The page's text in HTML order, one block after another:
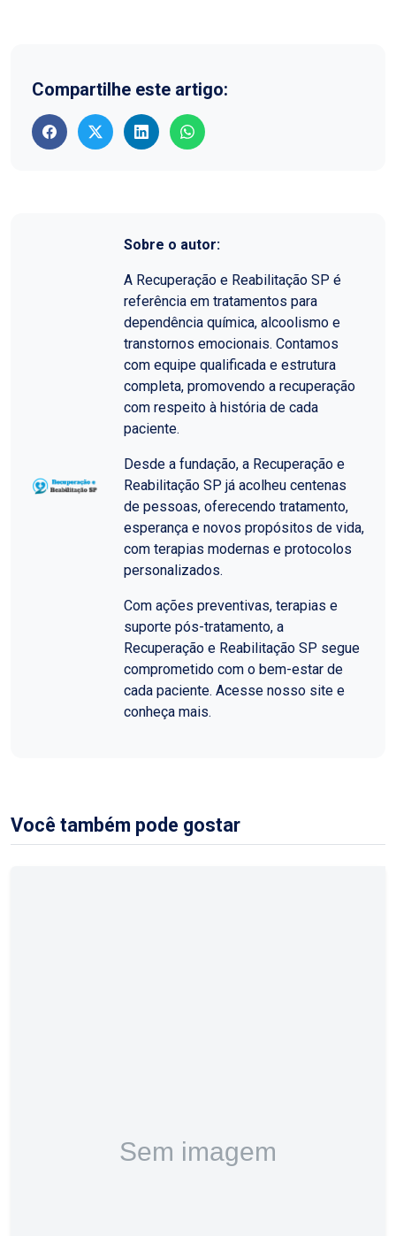
Compartilhe este artigo:
Sobre o autor:
A Recuperação e Reabilitação SP é
referência em tratamentos para
dependência química, alcoolismo e
transtornos emocionais. Contamos
com equipe qualificada e estrutura
completa, promovendo a recuperação
com respeito à história de cada
paciente.
Desde a fundação, a Recuperação e
Reabilitação SP já acolheu centenas
de pessoas, oferecendo tratamento,
esperança e novos propósitos de vida,
com terapias modernas e protocolos
personalizados.
Com ações preventivas, terapias e
suporte pós-tratamento, a
Recuperação e Reabilitação SP segue
comprometido com o bem-estar de
cada paciente. Acesse nosso site e
conheça mais.
Você também pode gostar